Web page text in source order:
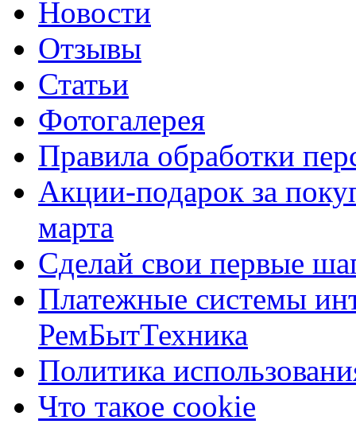
Новости
Отзывы
Статьи
Фотогалерея
Правила обработки
Акции-подарок за
марта
Сделай свои первые
Платежные системы
РемБытТехника
Политика
Что такое cookie